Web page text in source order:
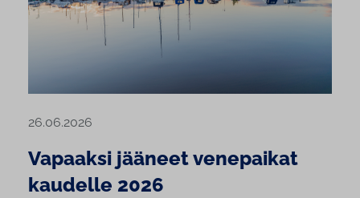
26.06.2026
Vapaaksi jääneet venepaikat
kaudelle 2026